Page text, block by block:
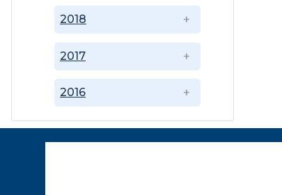
2016
2017
2018